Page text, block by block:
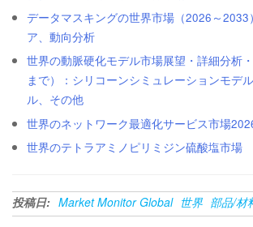
データマスキングの世界市場（2026～2033
ア、動向分析
世界の動脈硬化モデル市場展望・詳細分析
まで）：シリコーンシミュレーションモデ
ル、その他
世界のネットワーク最適化サービス市場
世界のテトラアミノピリミジン硫酸塩市場
投稿日: Market Monitor Global 世界 部品/材